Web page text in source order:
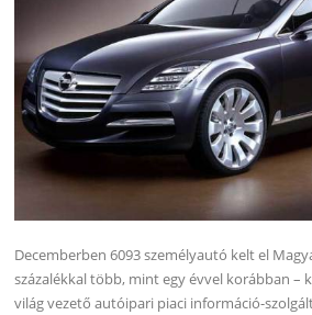
Decemberben 6093 személyautó kelt el
százalékkal több, mint egy évvel korábban –
világ vezető autóipari piaci információ-